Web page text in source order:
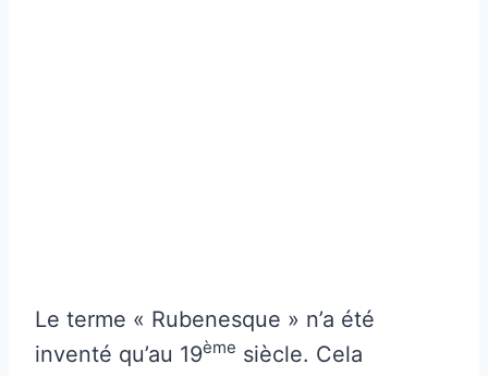
Le terme « Rubenesque » n’a été
inventé qu’au 19ème siècle. Cela